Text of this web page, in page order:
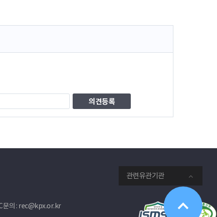
관련유관기관
문의 : rec@kpx.or.kr